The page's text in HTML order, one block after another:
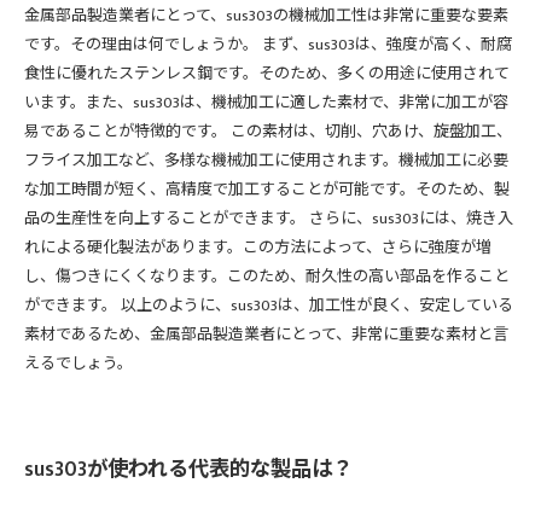
金属部品製造業者にとって、sus303の機械加工性は非常に重要な要素
です。その理由は何でしょうか。 まず、sus303は、強度が高く、耐腐
食性に優れたステンレス鋼です。そのため、多くの用途に使用されて
います。また、sus303は、機械加工に適した素材で、非常に加工が容
易であることが特徴的です。 この素材は、切削、穴あけ、旋盤加工、
フライス加工など、多様な機械加工に使用されます。機械加工に必要
な加工時間が短く、高精度で加工することが可能です。そのため、製
品の生産性を向上することができます。 さらに、sus303には、焼き入
れによる硬化製法があります。この方法によって、さらに強度が増
し、傷つきにくくなります。このため、耐久性の高い部品を作ること
ができます。 以上のように、sus303は、加工性が良く、安定している
素材であるため、金属部品製造業者にとって、非常に重要な素材と言
えるでしょう。
sus303が使われる代表的な製品は？